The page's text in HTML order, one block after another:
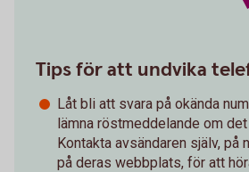
Tips för att undvika
Låt bli att svara på okända
lämna röstmeddelande om
Kontakta avsändaren själv, på
på deras webbplats, för att